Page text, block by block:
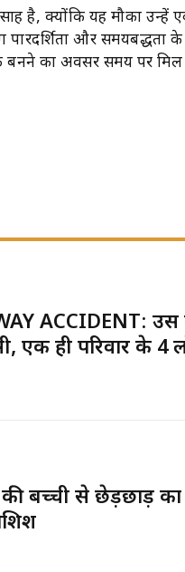
है, क्योंकि यह मौका उन्हें
पारदर्शिता और समयबद्धता
बनने का अवसर समय पर
ACCIDENT:
एक ही परिवार के 4
बच्ची से छेड़छाड़